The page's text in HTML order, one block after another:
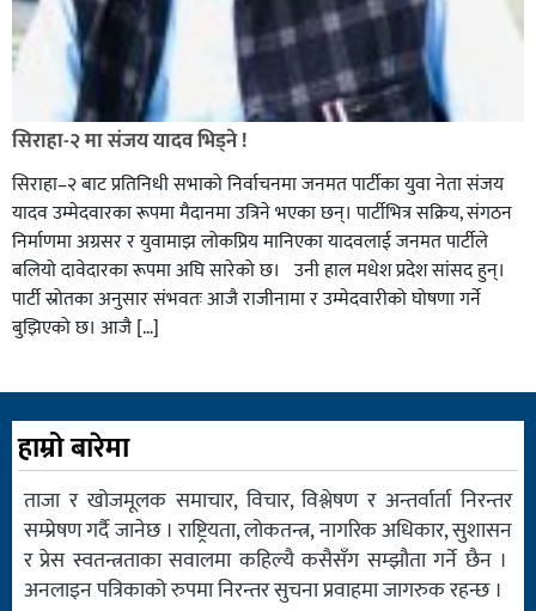
सिराहा-२ मा संजय यादव भिड्ने !
सिराहा–२ बाट प्रतिनिधी सभाको निर्वाचनमा जनमत पार्टीका युवा नेता संजय
यादव उम्मेदवारका रूपमा मैदानमा उत्रिने भएका छन्। पार्टीभित्र सक्रिय, संगठन
निर्माणमा अग्रसर र युवामाझ लोकप्रिय मानिएका यादवलाई जनमत पार्टीले
बलियो दावेदारका रूपमा अघि सारेको छ। उनी हाल मधेश प्रदेश सांसद हुन्।
पार्टी स्रोतका अनुसार संभवतः आजै राजीनामा र उम्मेदवारीको घोषणा गर्ने
बुझिएको छ। आजै […]
हाम्रो बारेमा
ताजा र खोजमूलक समाचार, विचार, विश्लेषण र अन्तर्वार्ता निरन्तर
सम्प्रेषण गर्दै जानेछ । राष्ट्रियता, लोकतन्त्र, नागरिक अधिकार, सुशासन
र प्रेस स्वतन्त्रताका सवालमा कहिल्यै कसैसँग सम्झौता गर्ने छैन ।
अनलाइन पत्रिकाको रुपमा निरन्तर सुचना प्रवाहमा जागरुक रहन्छ ।